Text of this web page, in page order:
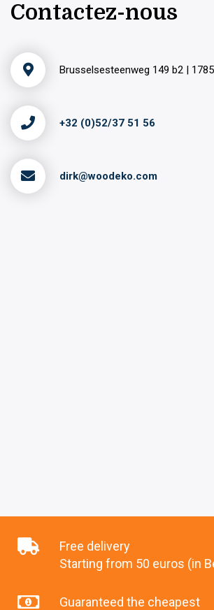
Contactez-nous
Brusselsesteenweg 149 b2 |
+32 (0)52/37 51 56
dirk@woodeko.com
Free delivery
Starting from 50 euros (in
Guaranteed the cheapest